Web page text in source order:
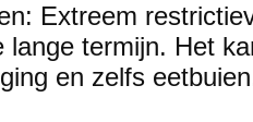
Extreem
lange termijn. Het
en zelfs